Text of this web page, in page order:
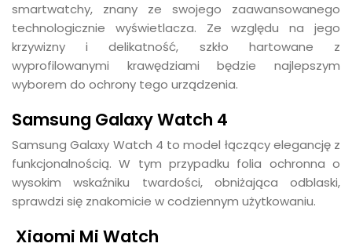
smartwatchy, znany ze swojego zaawansowanego
technologicznie wyświetlacza. Ze względu na jego
krzywizny i delikatność, szkło hartowane z
wyprofilowanymi krawędziami będzie najlepszym
wyborem do ochrony tego urządzenia.
Samsung Galaxy Watch 4
Samsung Galaxy Watch 4 to model łączący elegancję z
funkcjonalnością. W tym przypadku folia ochronna o
wysokim wskaźniku twardości, obniżająca odblaski,
sprawdzi się znakomicie w codziennym użytkowaniu.
Xiaomi Mi Watch